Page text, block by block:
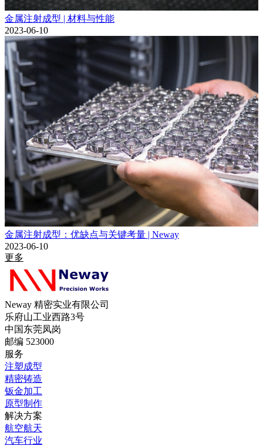
金属注射成型 | 材料与性能
2023-06-10
金属注射成型：优缺点与关键考量 | Neway
2023-06-10
更多
Neway 精密实业有限公司
乐府山工业西路3号
中国东莞凤岗
邮编 523000
服务
注塑成型
精密铸造
钣金加工
原型制作
解决方案
航空航天
汽车行业